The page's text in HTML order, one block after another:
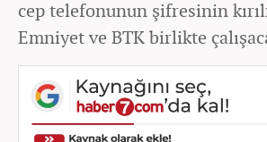
cep telefonunun şifresinin
Emniyet ve BTK birlikte